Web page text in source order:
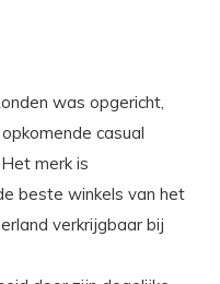
was opgericht,
casual
merk is
beste winkels van het
verkrijgbaar bij